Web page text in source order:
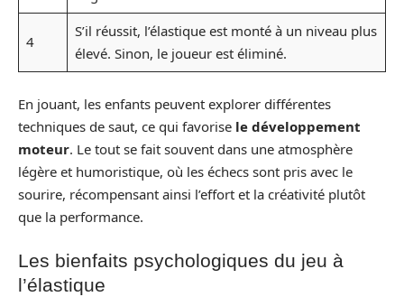
4
S’il réussit, l’élastique est monté à un niveau plus
élevé. Sinon, le joueur est éliminé.
En jouant, les enfants peuvent explorer différentes
techniques de saut, ce qui favorise le développement
moteur. Le tout se fait souvent dans une atmosphère
légère et humoristique, où les échecs sont pris avec le
sourire, récompensant ainsi l’effort et la créativité plutôt
que la performance.
Les bienfaits psychologiques du jeu à
l’élastique